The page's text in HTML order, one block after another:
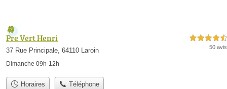
Pre Vert Henri
37 Rue Principale, 64110 Laroin
Dimanche 09h-12h
4,5 étoiles sur 5
50 avis
Horaires Téléphone